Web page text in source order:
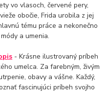
vo vlasoch, červené pery,
obočie, Frida urobila z jej
tému práce a nekonečno
a umenia.
- Krásne ilustrovaný príbeh
umelca. Za farebným, živým
obavy a vášne. Každý,
fascinujúci príbeh svojho